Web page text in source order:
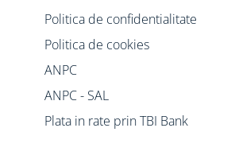
Politica de confidentialitate
Politica de cookies
ANPC
ANPC - SAL
Plata in rate prin TBI Bank